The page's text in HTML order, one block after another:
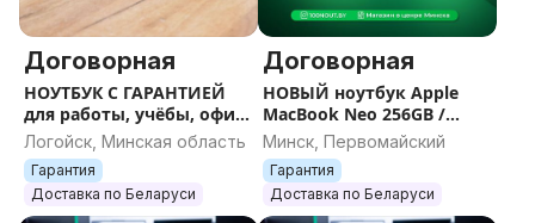
Договорная
НОУТБУК С ГАРАНТИЕЙ
для работы, учёбы, офиса
и игр
Логойск, Минская область
Гарантия
Доставка по Беларуси
Договорная
НОВЫЙ ноутбук Apple
MacBook Neo 256GB /
512GB / (запечатан) /
Гарантия
Минск, Первомайский
Гарантия
Доставка по Беларуси